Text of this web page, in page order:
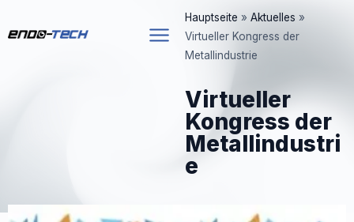
Inhalt
Hauptseite » Aktuelles »
Virtueller Kongress der
Metallindustrie
Virtueller
Kongress der
Metallindustri
e